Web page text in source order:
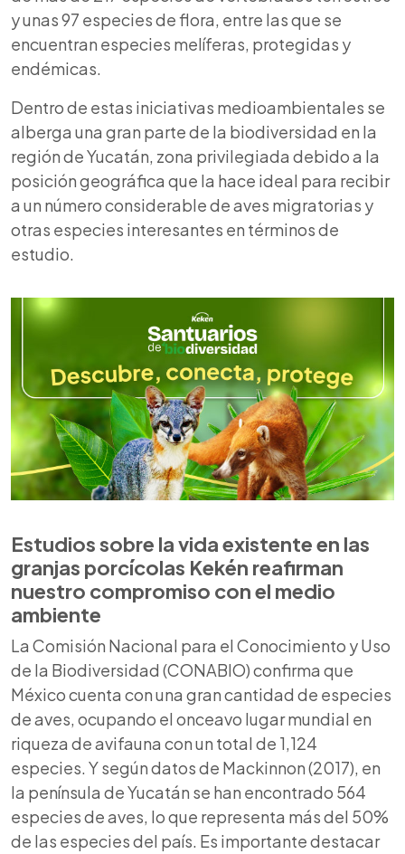
y unas 97 especies de flora, entre las que se
encuentran especies melíferas, protegidas y
endémicas.
Dentro de estas iniciativas medioambientales se
alberga una gran parte de la biodiversidad en la
región de Yucatán, zona privilegiada debido a la
posición geográfica que la hace ideal para recibir
a un número considerable de aves migratorias y
otras especies interesantes en términos de
estudio.
Estudios sobre la vida existente en las
granjas porcícolas Kekén reafirman
nuestro compromiso con el medio
ambiente
La Comisión Nacional para el Conocimiento y Uso
de la Biodiversidad (CONABIO) confirma que
México cuenta con una gran cantidad de especies
de aves, ocupando el onceavo lugar mundial en
riqueza de avifauna con un total de 1,124
especies. Y según datos de Mackinnon (2017), en
la península de Yucatán se han encontrado 564
especies de aves, lo que representa más del 50%
de las especies del país. Es importante destacar